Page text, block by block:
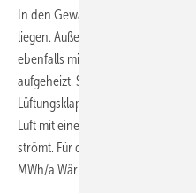
In den Gewächshäusern muss
liegen. Außerdem muss die
ebenfalls mit Wärme geschieht.
aufgeheizt. So kann warme Luft
Lüftungsklappen der
Luft mit einer geringeren
strömt. Für das Beheizen und
MWh/a Wärme.